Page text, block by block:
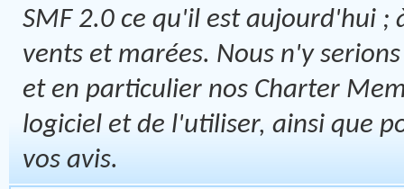
SMF 2.0 ce qu'il est aujourd'hui
vents et marées. Nous n'y
et en particulier nos Charter
logiciel et de l'utiliser, ainsi que
vos avis.